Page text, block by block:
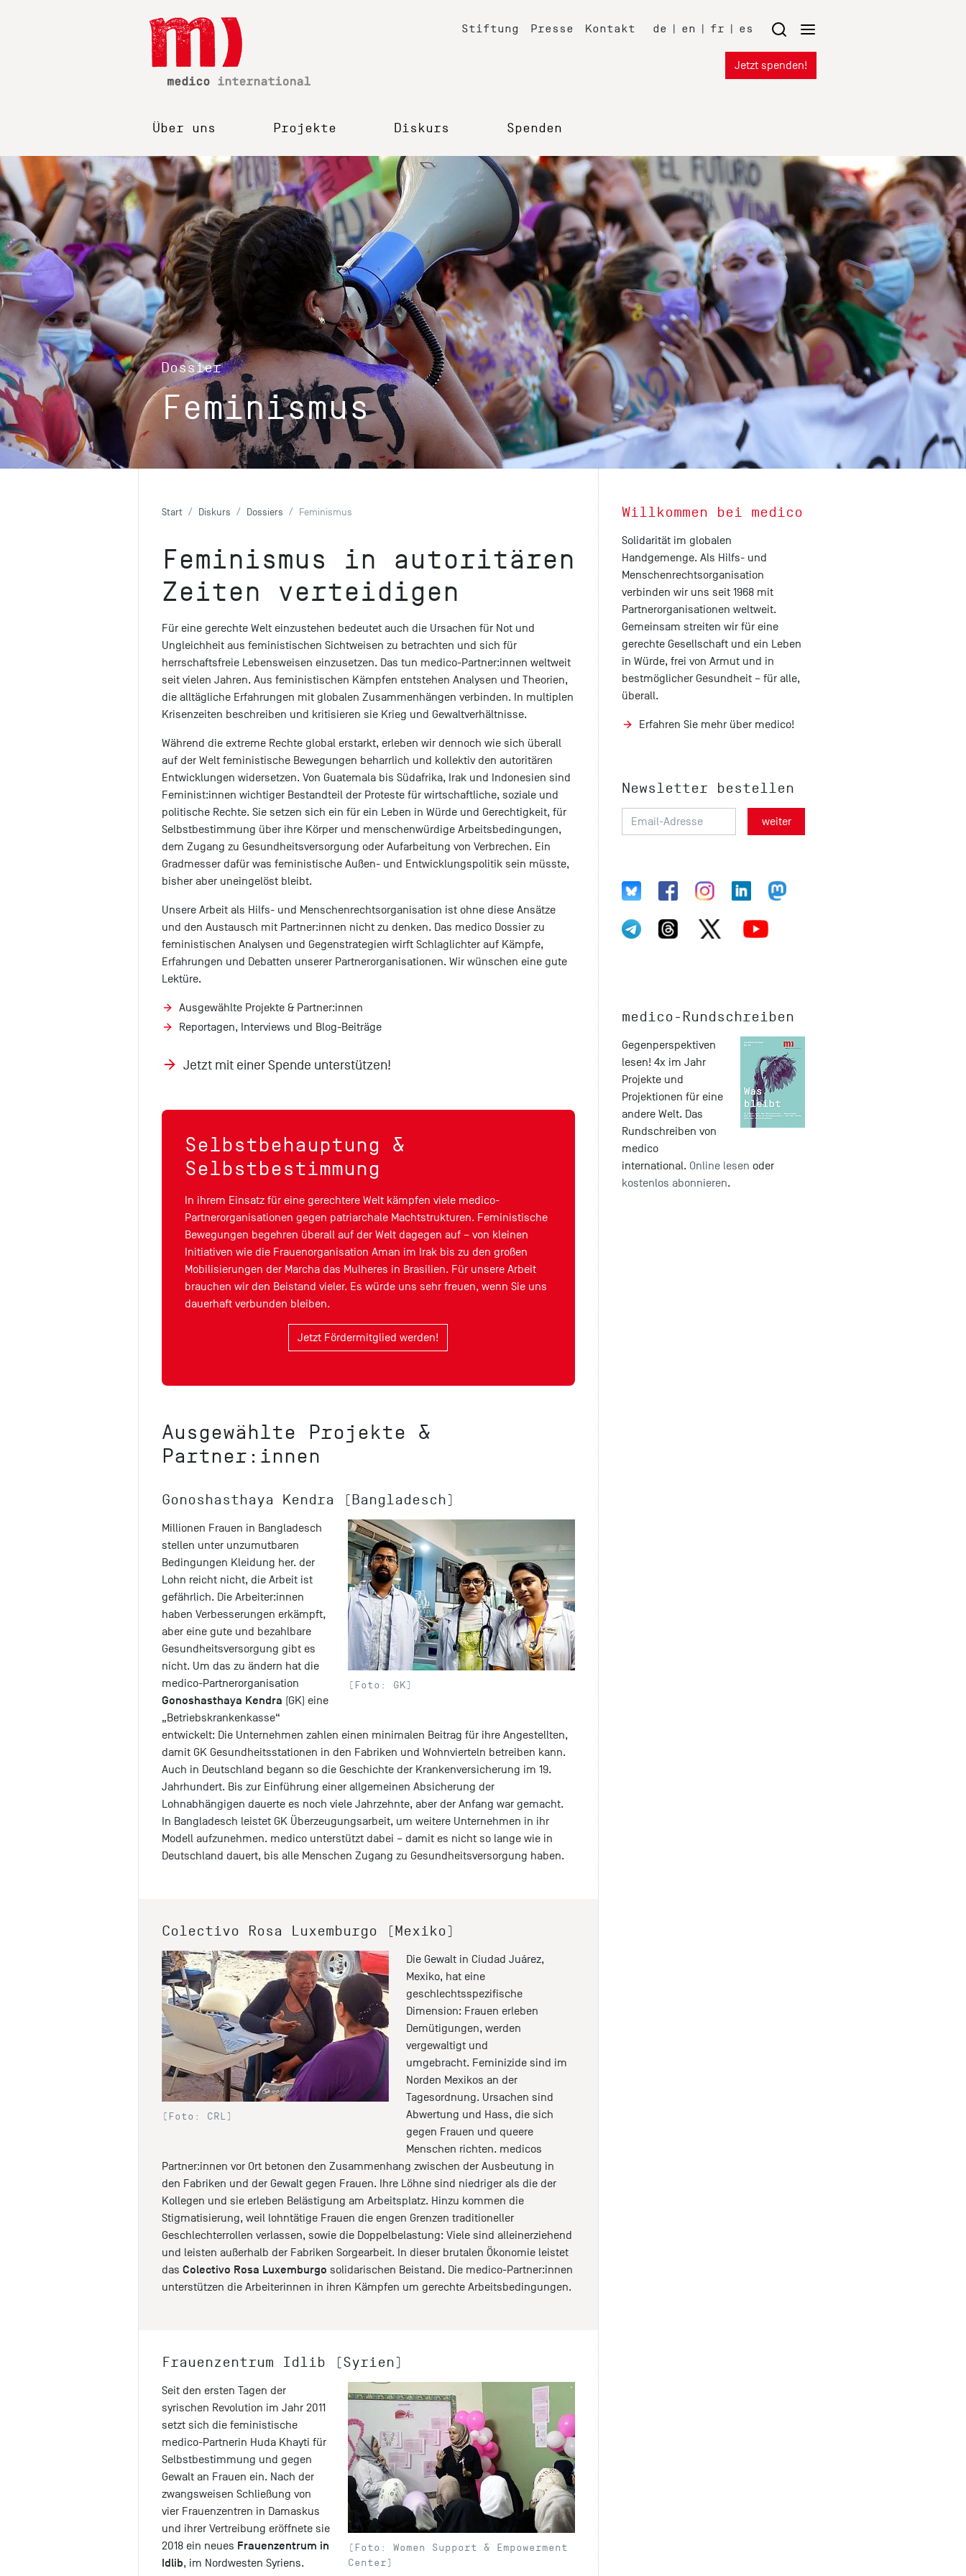
Stiftung Presse Kontakt de | en | fr | es
Jetzt spenden!
Über uns Projekte Diskurs Spenden
Dossier
Feminismus
Start Diskurs Dossiers Feminismus
Feminismus in autoritären
Zeiten verteidigen
Für eine gerechte Welt einzustehen bedeutet auch die Ursachen für Not und
Ungleichheit aus feministischen Sichtweisen zu betrachten und sich für
herrschaftsfreie Lebensweisen einzusetzen. Das tun medico-Partner:innen weltweit
seit vielen Jahren. Aus feministischen Kämpfen entstehen Analysen und Theorien,
die alltägliche Erfahrungen mit globalen Zusammenhängen verbinden. In multiplen
Krisenzeiten beschreiben und kritisieren sie Krieg und Gewaltverhältnisse.
Während die extreme Rechte global erstarkt, erleben wir dennoch wie sich überall
auf der Welt feministische Bewegungen beharrlich und kollektiv den autoritären
Entwicklungen widersetzen. Von Guatemala bis Südafrika, Irak und Indonesien sind
Feminist:innen wichtiger Bestandteil der Proteste für wirtschaftliche, soziale und
politische Rechte. Sie setzen sich ein für ein Leben in Würde und Gerechtigkeit, für
Selbstbestimmung über ihre Körper und menschenwürdige Arbeitsbedingungen,
dem Zugang zu Gesundheitsversorgung oder Aufarbeitung von Verbrechen. Ein
Gradmesser dafür was feministische Außen- und Entwicklungspolitik sein müsste,
bisher aber uneingelöst bleibt.
Unsere Arbeit als Hilfs- und Menschenrechtsorganisation ist ohne diese Ansätze
und den Austausch mit Partner:innen nicht zu denken. Das medico Dossier zu
feministischen Analysen und Gegenstrategien wirft Schlaglichter auf Kämpfe,
Erfahrungen und Debatten unserer Partnerorganisationen. Wir wünschen eine gute
Lektüre.
Ausgewählte Projekte & Partner:innen
Reportagen, Interviews und Blog-Beiträge
Jetzt mit einer Spende unterstützen!
Selbstbehauptung &
Selbstbestimmung
In ihrem Einsatz für eine gerechtere Welt kämpfen viele medico-
Partnerorganisationen gegen patriarchale Machtstrukturen. Feministische
Bewegungen begehren überall auf der Welt dagegen auf – von kleinen
Initiativen wie die Frauenorganisation Aman im Irak bis zu den großen
Mobilisierungen der Marcha das Mulheres in Brasilien. Für unsere Arbeit
brauchen wir den Beistand vieler. Es würde uns sehr freuen, wenn Sie uns
dauerhaft verbunden bleiben.
Jetzt Fördermitglied werden!
Ausgewählte Projekte &
Partner:innen
Gonoshasthaya Kendra (Bangladesch)
(Foto: GK)
Millionen Frauen in Bangladesch
stellen unter unzumutbaren
Bedingungen Kleidung her. der
Lohn reicht nicht, die Arbeit ist
gefährlich. Die Arbeiter:innen
haben Verbesserungen erkämpft,
aber eine gute und bezahlbare
Gesundheitsversorgung gibt es
nicht. Um das zu ändern hat die
medico-Partnerorganisation
Gonoshasthaya Kendra (GK) eine
„Betriebskrankenkasse“
entwickelt: Die Unternehmen zahlen einen minimalen Beitrag für ihre Angestellten,
damit GK Gesundheitsstationen in den Fabriken und Wohnvierteln betreiben kann.
Auch in Deutschland begann so die Geschichte der Krankenversicherung im 19.
Jahrhundert. Bis zur Einführung einer allgemeinen Absicherung der
Lohnabhängigen dauerte es noch viele Jahrzehnte, aber der Anfang war gemacht.
In Bangladesch leistet GK Überzeugungsarbeit, um weitere Unternehmen in ihr
Modell aufzunehmen. medico unterstützt dabei – damit es nicht so lange wie in
Deutschland dauert, bis alle Menschen Zugang zu Gesundheitsversorgung haben.
Colectivo Rosa Luxemburgo (Mexiko)
(Foto: CRL)
Die Gewalt in Ciudad Juárez,
Mexiko, hat eine
geschlechtsspezifische
Dimension: Frauen erleben
Demütigungen, werden
vergewaltigt und
umgebracht. Feminizide sind im
Norden Mexikos an der
Tagesordnung. Ursachen sind
Abwertung und Hass, die sich
gegen Frauen und queere
Menschen richten. medicos
Partner:innen vor Ort betonen den Zusammenhang zwischen der Ausbeutung in
den Fabriken und der Gewalt gegen Frauen. Ihre Löhne sind niedriger als die der
Kollegen und sie erleben Belästigung am Arbeitsplatz. Hinzu kommen die
Stigmatisierung, weil lohntätige Frauen die engen Grenzen traditioneller
Geschlechterrollen verlassen, sowie die Doppelbelastung: Viele sind alleinerziehend
und leisten außerhalb der Fabriken Sorgearbeit. In dieser brutalen Ökonomie leistet
das Colectivo Rosa Luxemburgo solidarischen Beistand. Die medico-Partner:innen
unterstützen die Arbeiterinnen in ihren Kämpfen um gerechte Arbeitsbedingungen.
Frauenzentrum Idlib (Syrien)
(Foto: Women Support & Empowerment
Center)
Seit den ersten Tagen der
syrischen Revolution im Jahr 2011
setzt sich die feministische
medico-Partnerin Huda Khayti für
Selbstbestimmung und gegen
Gewalt an Frauen ein. Nach der
zwangsweisen Schließung von
vier Frauenzentren in Damaskus
und ihrer Vertreibung eröffnete sie
2018 ein neues Frauenzentrum in
Idlib, im Nordwesten Syriens.
Willkommen bei medico
Solidarität im globalen
Handgemenge. Als Hilfs- und
Menschenrechtsorganisation
verbinden wir uns seit 1968 mit
Partnerorganisationen weltweit.
Gemeinsam streiten wir für eine
gerechte Gesellschaft und ein Leben
in Würde, frei von Armut und in
bestmöglicher Gesundheit – für alle,
überall.
Erfahren Sie mehr über medico!
Newsletter bestellen
medico-Rundschreiben
Gegenperspektiven
lesen! 4x im Jahr
Projekte und
Projektionen für eine
andere Welt. Das
Rundschreiben von
medico
international. Online lesen oder
kostenlos abonnieren.